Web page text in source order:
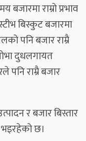
राम्रो प्रभाव
बिस्कुटबजारमा
पनि बजार राम्रै
दुधलगायत
पनि राम्रै बजार
र बजार बिस्तार
भइरहेको छ।